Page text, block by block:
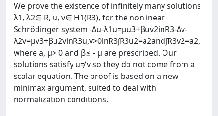
We prove the existence of infinitely many solutions
λ1, λ2∈ R, u, v∈ H1(R3), for the nonlinear
Schrödinger system -Δu-λ1u=μu3+βuv2inR3-Δv-
λ2v=μv3+βu2vinR3u,v>0inR3∫R3u2=a2and∫R3v2=a2,
where a, μ> 0 and β≤ - μ are prescribed. Our
solutions satisfy u≠ v so they do not come from a
scalar equation. The proof is based on a new
minimax argument, suited to deal with
normalization conditions.